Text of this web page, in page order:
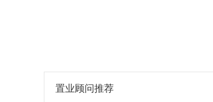
置业顾问推荐